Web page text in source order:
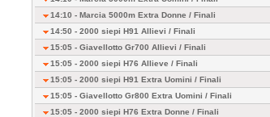
14:10 - Marcia 5000m Extra Donne / Finali
14:50 - 2000 siepi H91 Allievi / Finali
15:05 - Giavellotto Gr700 Allievi / Finali
15:05 - 2000 siepi H76 Allieve / Finali
15:05 - 2000 siepi H91 Extra Uomini / Finali
15:05 - Giavellotto Gr800 Extra Uomini / Finali
15:05 - 2000 siepi H76 Extra Donne / Finali